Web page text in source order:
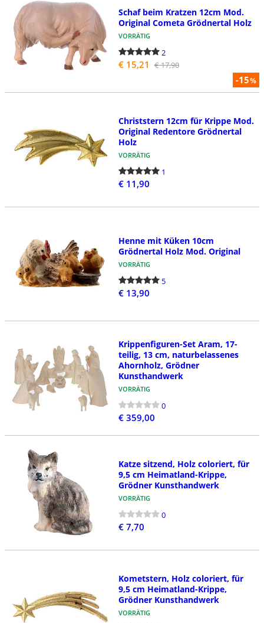
-15%
Schaf beim Kratzen 12cm Mod.
Original Cometa Grödnertal Holz
VORRÄTIG
2
€ 15,21 € 17,90
Christstern 12cm für Krippe Mod.
Original Redentore Grödnertal
Holz
VORRÄTIG
1
€ 11,90
Henne mit Küken 10cm
Grödnertal Holz Mod. Original
VORRÄTIG
5
€ 13,90
Krippenfiguren-Set Aram, 17-
teilig, 13 cm, naturbelassenes
Ahornholz, Grödner
Kunsthandwerk
VORRÄTIG
0
€ 359,00
Katze sitzend, Holz coloriert, für
9,5 cm Heimatland-Krippe,
Grödner Kunsthandwerk
VORRÄTIG
0
€ 7,70
Kometstern, Holz coloriert, für
9,5 cm Heimatland-Krippe,
Grödner Kunsthandwerk
VORRÄTIG